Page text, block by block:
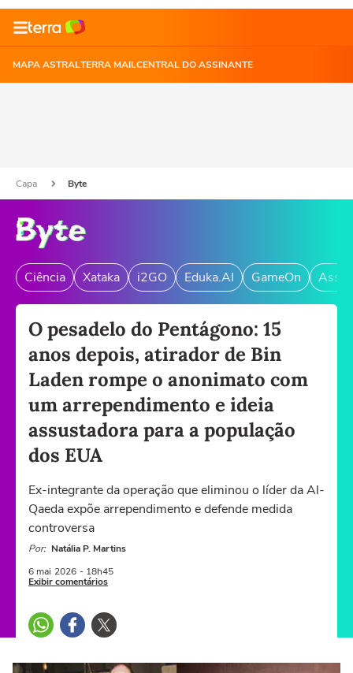
MAPA ASTRALTERRA MAILCENTRAL DO ASSINANTE
Capa Byte
Ciência Xataka i2GO Eduka.AI GameOn
O pesadelo do Pentágono: 15
anos depois, atirador de Bin
Laden rompe o anonimato com
um arrependimento e ideia
assustadora para a população
dos EUA
Ex-integrante da operação que eliminou o líder da Al-
Qaeda expõe arrependimento e defende medida
controversa
Por: Natália P. Martins
6 mai 2026 - 18h45
Exibir comentários